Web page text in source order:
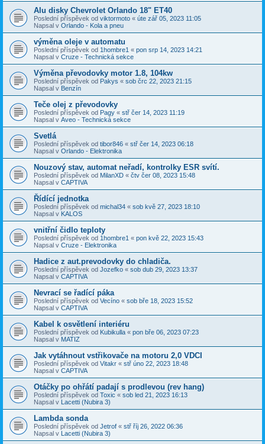
Alu disky Chevrolet Orlando 18" ET40
Poslední příspěvek od viktormoto « úte zář 05, 2023 11:05
Napsal v Orlando - Kola a pneu
výměna oleje v automatu
Poslední příspěvek od 1hombre1 « pon srp 14, 2023 14:21
Napsal v Cruze - Technická sekce
Výměna převodovky motor 1.8, 104kw
Poslední příspěvek od Pakys « sob črc 22, 2023 21:15
Napsal v Benzín
Teče olej z převodovky
Poslední příspěvek od Pagy « stř čer 14, 2023 11:19
Napsal v Aveo - Technická sekce
Svetlá
Poslední příspěvek od tibor846 « stř čer 14, 2023 06:18
Napsal v Orlando - Elektronika
Nouzový stav, automat neřadí, kontrolky ESR svítí.
Poslední příspěvek od MilanXD « čtv čer 08, 2023 15:48
Napsal v CAPTIVA
Řídící jednotka
Poslední příspěvek od michal34 « sob kvě 27, 2023 18:10
Napsal v KALOS
vnitřní čidlo teploty
Poslední příspěvek od 1hombre1 « pon kvě 22, 2023 15:43
Napsal v Cruze - Elektronika
Hadice z aut.prevodovky do chladiča.
Poslední příspěvek od Jozefko « sob dub 29, 2023 13:37
Napsal v CAPTIVA
Nevrací se řadící páka
Poslední příspěvek od Vecíno « sob bře 18, 2023 15:52
Napsal v CAPTIVA
Kabel k osvětlení interiéru
Poslední příspěvek od Kubikulla « pon bře 06, 2023 07:23
Napsal v MATIZ
Jak vytáhnout vstřikovače na motoru 2,0 VDCI
Poslední příspěvek od Vitakr « stř úno 22, 2023 18:48
Napsal v CAPTIVA
Otáčky po ohřátí padají s prodlevou (rev hang)
Poslední příspěvek od Toxic « sob led 21, 2023 16:13
Napsal v Lacetti (Nubira 3)
Lambda sonda
Poslední příspěvek od Jetrof « stř říj 26, 2022 06:36
Napsal v Lacetti (Nubira 3)